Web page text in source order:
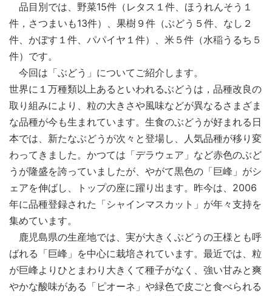
品目別では、野菜15件（レタス１件、ほうれんそう１
件，さつまいも13件）、果樹９件（ぶどう５件、なし２
件、かぼす１件、パパイヤ１件）、米５件（水稲うるち５
件）です。
今回は「ぶどう」についてご紹介します。
世界に１万種類以上あるといわれるぶどうは，品種改良の
取り組みにより、粒の大きさや風味などが異なるさまざま
な品種が今も生まれています。生食のぶどうが好まれる日
本では、新たなぶどうが次々と登場し、人気品種が移り変
わってきました。かつては「デラウェア」など赤色のぶど
うが隆盛を誇っていましたが、やがて黒色の「巨峰」がシ
ェアを伸ばし、トップの座に躍り出ます。昨今は、2006
年に品種登録された「シャインマスカット」が年々支持を
集めています。
鹿児島県の生産地では、実が大きくぶどうの王様とも呼
ばれる「巨峰」を中心に栽培されています。最近では、粒
が巨峰よりひとまわり大きくて種子がなく、強い甘みと爽
やかな酸味がある「ピオーネ」や緑色で皮ごと食べられる